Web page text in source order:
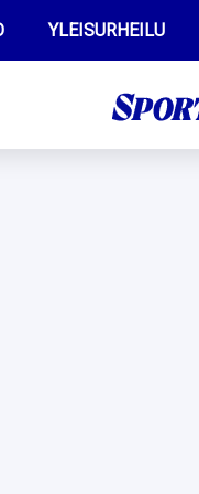
YLEISURHEILU